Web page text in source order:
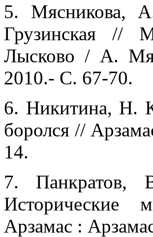
5. Мясникова,
Грузинская //
Лысково / А.
2010.- С. 67-70.
6. Никитина, Н.
боролся //
14.
7. Панкратов,
Исторические
Арзамас :